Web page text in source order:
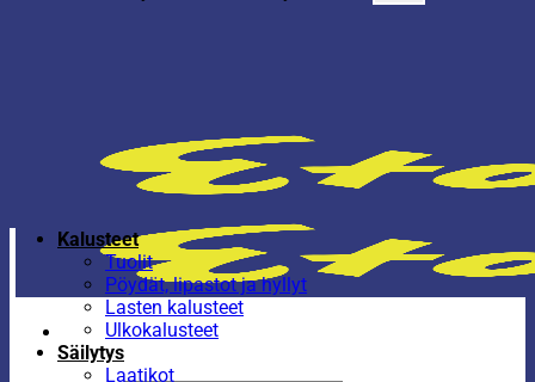
Kalusteet
Tuolit
Pöydät, lipastot ja hyllyt
Lasten kalusteet
Ulkokalusteet
Säilytys
Laatikot